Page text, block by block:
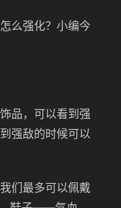
么强化？小编今
品，可以看到强
强敌的时候可以
们最多可以佩戴